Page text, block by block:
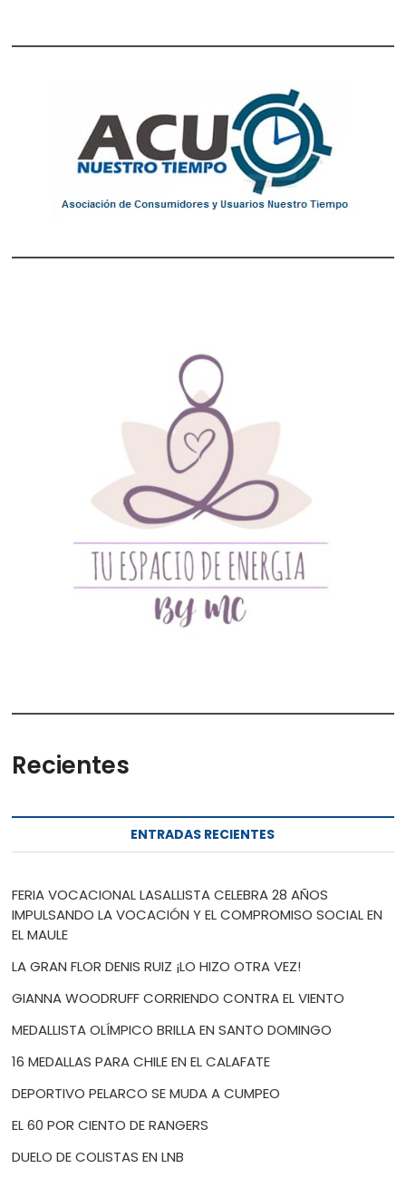
Recientes
ENTRADAS RECIENTES
FERIA VOCACIONAL LASALLISTA CELEBRA 28 AÑOS
IMPULSANDO LA VOCACIÓN Y EL COMPROMISO SOCIAL EN
EL MAULE
LA GRAN FLOR DENIS RUIZ ¡LO HIZO OTRA VEZ!
GIANNA WOODRUFF CORRIENDO CONTRA EL VIENTO
MEDALLISTA OLÍMPICO BRILLA EN SANTO DOMINGO
16 MEDALLAS PARA CHILE EN EL CALAFATE
DEPORTIVO PELARCO SE MUDA A CUMPEO
EL 60 POR CIENTO DE RANGERS
DUELO DE COLISTAS EN LNB